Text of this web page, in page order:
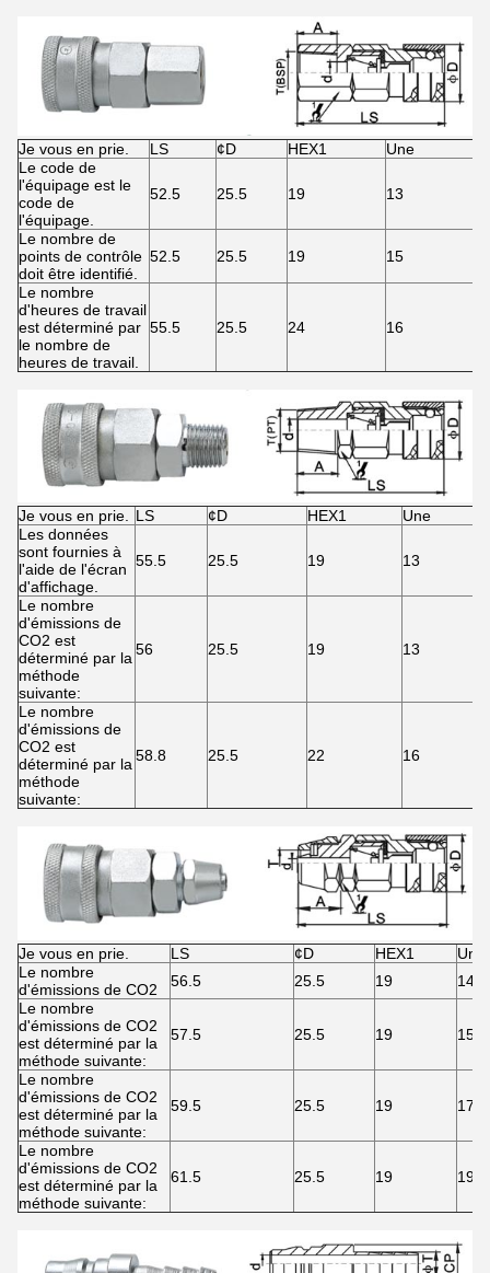
Je vous en prie. LS ¢D HEX1 Une
Le code de
l'équipage est le
code de
l'équipage.
52.5 25.5 19 13
Le nombre de
points de contrôle
doit être identifié.
52.5 25.5 19 15
Le nombre
d'heures de travail
est déterminé par
le nombre de
heures de travail.
55.5 25.5 24 16
Je vous en prie. LS ¢D HEX1
Une
Les données
sont fournies à
l'aide de l'écran
d'affichage.
55.5 25.5 19 13
Le nombre
d'émissions de
CO2 est
déterminé par la
méthode
suivante:
56 25.5 19 13
Le nombre
d'émissions de
CO2 est
déterminé par la
méthode
suivante:
58.8 25.5 22 16
Je vous en prie. LS ¢D HEX1
Une
Le nombre
d'émissions de CO2
56.5 25.5 19
14
Le nombre
d'émissions de CO2
est déterminé par la
méthode suivante:
57.5 25.5 19 15
Le nombre
d'émissions de CO2
est déterminé par la
méthode suivante:
59.5 25.5 19 17
Le nombre
d'émissions de CO2
est déterminé par la
méthode suivante:
61.5 25.5 19 19